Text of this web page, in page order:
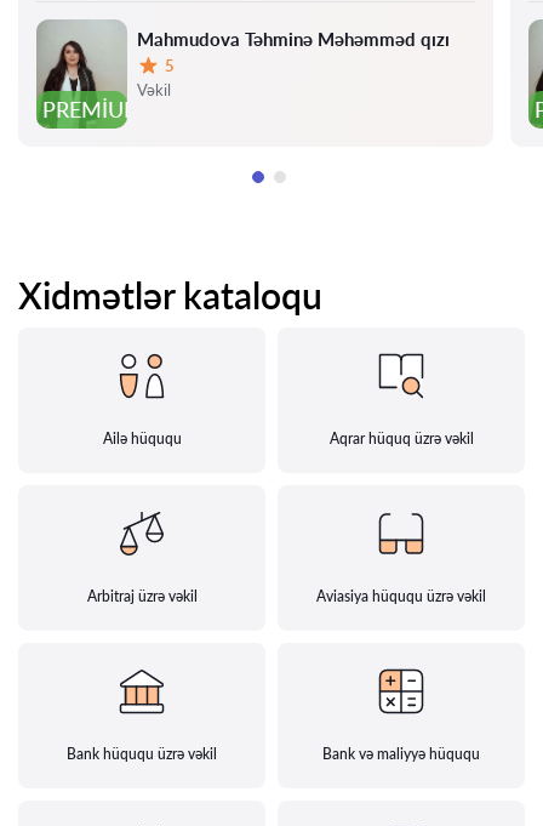
PREMIUM
Mahmudova Təhminə Məhəmməd qızı
Qiymət:
5
Vəkil
Xidmətlər kataloqu
Ailə hüququ Aqrar hüquq üzrə vəkil
Arbitraj üzrə vəkil Aviasiya hüququ üzrə vəkil
Bank hüququ üzrə vəkil Bank və maliyyə hüququ